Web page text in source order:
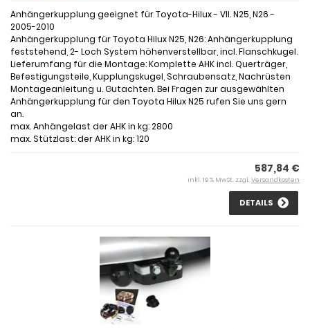
Anhängerkupplung geeignet für Toyota-Hilux - VII. N25, N26 -
2005-2010
Anhängerkupplung für Toyota Hilux N25, N26: Anhängerkupplung
feststehend, 2- Loch System höhenverstellbar, incl. Flanschkugel.
Lieferumfang für die Montage: Komplette AHK incl. Querträger,
Befestigungsteile, Kupplungskugel, Schraubensatz, Nachrüsten
Montageanleitung u. Gutachten. Bei Fragen zur ausgewählten
Anhängerkupplung für den Toyota Hilux N25 rufen Sie uns gern
an.
max. Anhängelast der AHK in kg: 2800
max. Stützlast: der AHK in kg: 120
587,84 €
inkl. 19 % MwSt. zzgl. Versandkosten
DETAILS